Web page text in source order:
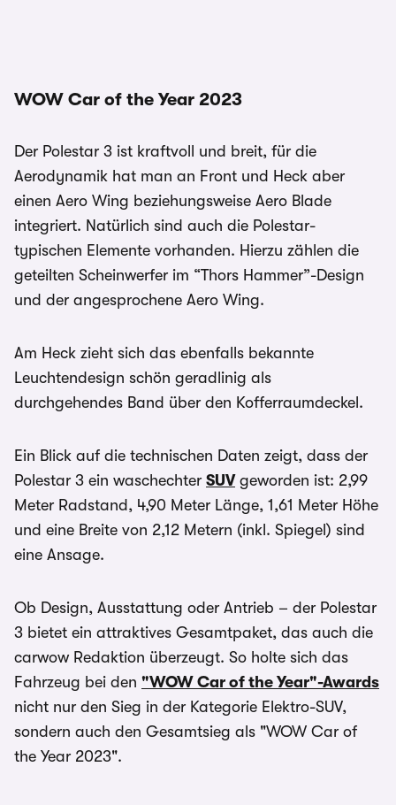
WOW Car of the Year 2023
Der Polestar 3 ist kraftvoll und breit, für die
Aerodynamik hat man an Front und Heck aber
einen Aero Wing beziehungsweise Aero Blade
integriert. Natürlich sind auch die Polestar-
typischen Elemente vorhanden. Hierzu zählen die
geteilten Scheinwerfer im “Thors Hammer”-Design
und der angesprochene Aero Wing.
Am Heck zieht sich das ebenfalls bekannte
Leuchtendesign schön geradlinig als
durchgehendes Band über den Kofferraumdeckel.
Ein Blick auf die technischen Daten zeigt, dass der
Polestar 3 ein waschechter SUVgeworden ist: 2,99
Meter Radstand, 4,90 Meter Länge, 1,61 Meter Höhe
und eine Breite von 2,12 Metern (inkl. Spiegel) sind
eine Ansage.
Ob Design, Ausstattung oder Antrieb – der Polestar
3 bietet ein attraktives Gesamtpaket, das auch die
carwow Redaktion überzeugt. So holte sich das
Fahrzeug bei den "WOW Car of the Year"-Awards
nicht nur den Sieg in der Kategorie Elektro-SUV,
sondern auch den Gesamtsieg als "WOW Car of
the Year 2023".